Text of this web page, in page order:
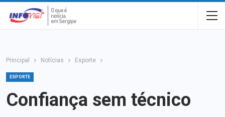
Principal Notícias Esporte
ESPORTE
Confiança sem técnico